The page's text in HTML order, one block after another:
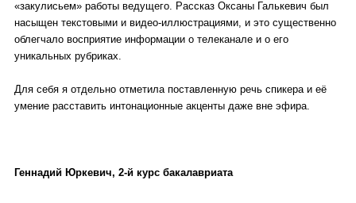
«закулисьем» работы ведущего. Рассказ Оксаны Галькевич был
насыщен текстовыми и видео-иллюстрациями, и это существенно
облегчало восприятие информации о телеканале и о его
уникальных рубриках.
Для себя я отдельно отметила поставленную речь спикера и её
умение расставить интонационные акценты даже вне эфира.
Геннадий Юркевич, 2-й курс бакалавриата